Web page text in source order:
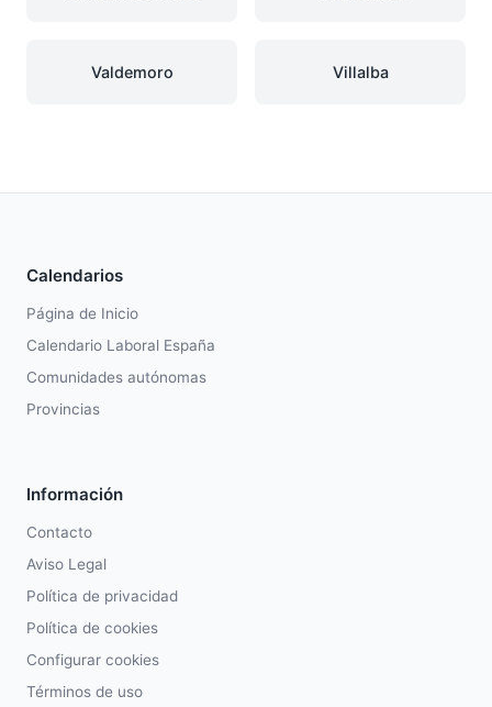
Valdemoro Villalba
Calendarios
Página de Inicio
Calendario Laboral España
Comunidades autónomas
Provincias
Información
Contacto
Aviso Legal
Política de privacidad
Política de cookies
Configurar cookies
Términos de uso